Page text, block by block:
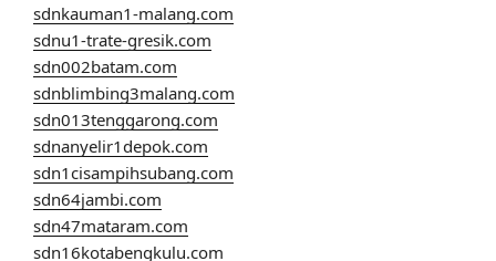
sdnkauman1-malang.com
sdnu1-trate-gresik.com
sdn002batam.com
sdnblimbing3malang.com
sdn013tenggarong.com
sdnanyelir1depok.com
sdn1cisampihsubang.com
sdn64jambi.com
sdn47mataram.com
sdn16kotabengkulu.com